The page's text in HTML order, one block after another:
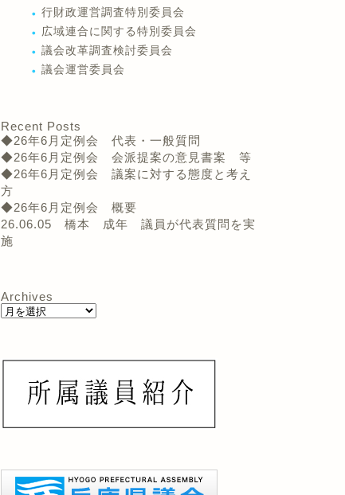
行財政運営調査特別委員会
広域連合に関する特別委員会
議会改革調査検討委員会
議会運営委員会
Recent Posts
◆26年6月定例会 代表・一般質問
◆26年6月定例会 会派提案の意見書案 等
◆26年6月定例会 議案に対する態度と考え
方
◆26年6月定例会 概要
26.06.05 橋本 成年 議員が代表質問を実
施
Archives